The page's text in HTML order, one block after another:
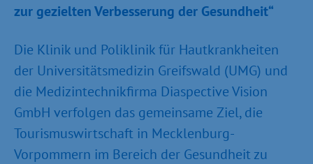
zur gezielten Verbesserung der Gesundheit“
Die Klinik und Poliklinik für Hautkrankheiten
der Universitätsmedizin Greifswald (UMG) und
die Medizintechnikfirma Diaspective Vision
GmbH verfolgen das gemeinsame Ziel, die
Tourismuswirtschaft in Mecklenburg-
Vorpommern im Bereich der Gesundheit zu